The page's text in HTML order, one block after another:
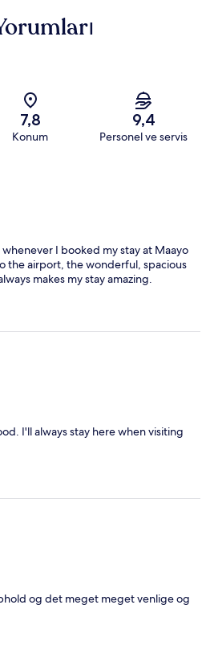
7,8
Konum
9,4
Personel ve servis
I booked my stay at Maayo
the airport, the wonderful, spacious
makes my stay amazing.
I'll always stay here when visiting
og det meget meget venlige og